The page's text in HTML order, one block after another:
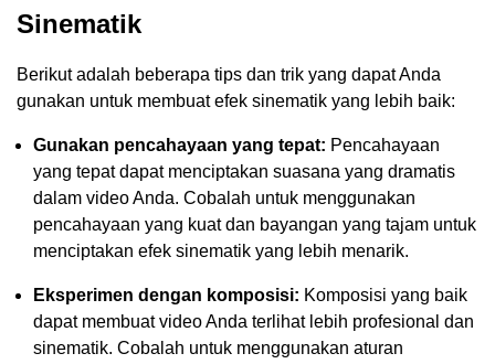
Sinematik
Berikut adalah beberapa tips dan trik yang dapat Anda
gunakan untuk membuat efek sinematik yang lebih baik:
Gunakan pencahayaan yang tepat: Pencahayaan
yang tepat dapat menciptakan suasana yang dramatis
dalam video Anda. Cobalah untuk menggunakan
pencahayaan yang kuat dan bayangan yang tajam untuk
menciptakan efek sinematik yang lebih menarik.
Eksperimen dengan komposisi: Komposisi yang baik
dapat membuat video Anda terlihat lebih profesional dan
sinematik. Cobalah untuk menggunakan aturan